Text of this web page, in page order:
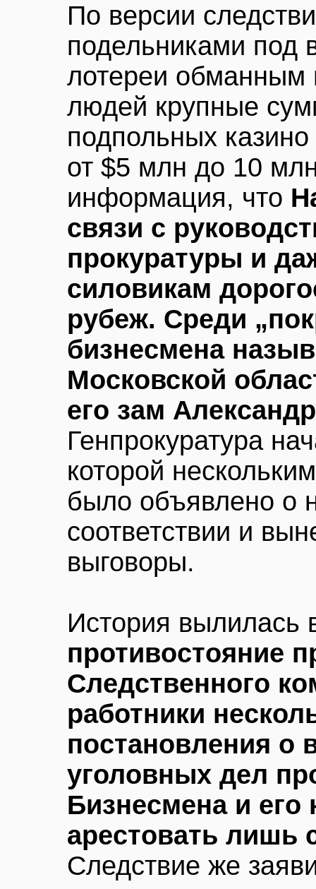
По версии
подельниками под
лотереи обманным
людей крупные
подпольных
от $5 млн до 10
информация, что
связи с
прокуратуры и
силовикам
рубеж. Среди
бизнесмена
Московской
его зам
Генпрокуратура
которой
было объявлено о
соответствии и
выговоры.
История вылилась
противостояние
Следственного
работники
постановления о
уголовных дел
Бизнесмена и его
арестовать лишь
Следствие же